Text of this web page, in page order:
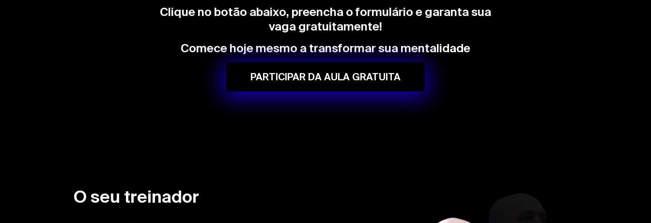
Clique no botão abaixo, preencha o formulário e garanta sua
vaga gratuitamente!
Comece hoje mesmo a transformar sua mentalidade
PARTICIPAR DA AULA GRATUITA
O seu treinador